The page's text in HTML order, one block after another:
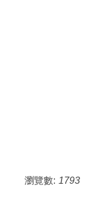
瀏覽數: 1793